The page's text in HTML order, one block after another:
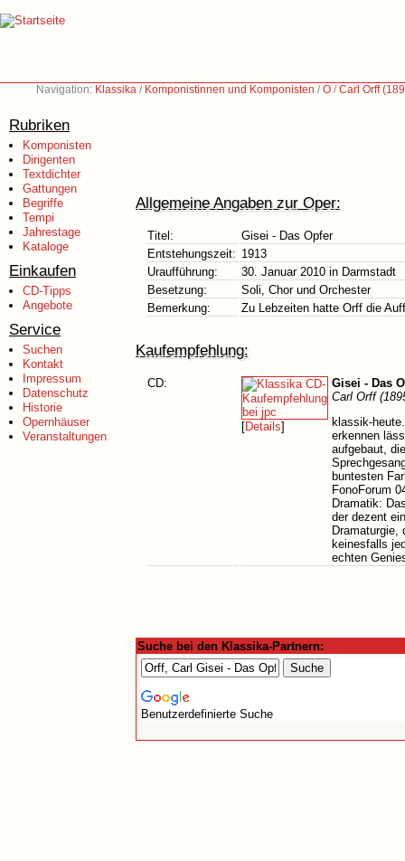
Navigation: Klassika / Komponistinnen und Komponisten /O /Carl Orff
Rubriken
Komponisten
Dirigenten
Textdichter
Gattungen
Begriffe
Tempi
Jahrestage
Kataloge
Einkaufen
CD-Tipps
Angebote
Service
Suchen
Kontakt
Impressum
Datenschutz
Historie
Opernhäuser
Veranstaltungen
Allgemeine Angaben zur Oper:
Titel:
Gisei - Das Opfer
Entstehungszeit: 1913
Uraufführung:
30. Januar 2010 in Darmstadt
Besetzung:
Soli, Chor und Orchester
Bemerkung:
Zu Lebzeiten hatte Orff die
Kaufempfehlung:
CD:
[Details]
Gisei - Das
Carl Orff
klassik-
erkennen
aufgebaut,
buntesten
FonoForum
Dramatik:
der dezent
Dramaturgie,
keinesfalls
echten
Suche bei den Klassika-Partnern:
Benutzerdefinierte Suche